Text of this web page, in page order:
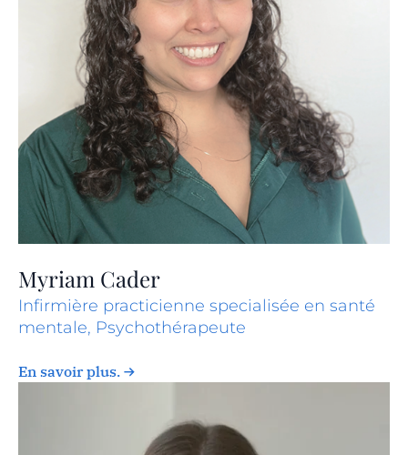
Myriam Cader
Infirmière practicienne specialisée en santé
mentale, Psychothérapeute
En savoir plus.